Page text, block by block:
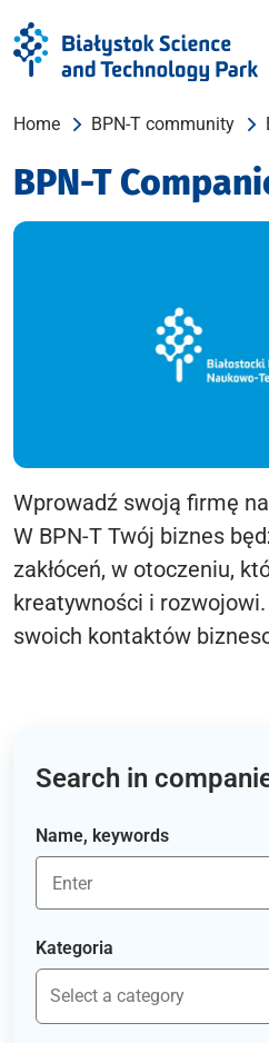
Home BPN-T community
BPN-T
Wprowadź swoją firmę
W BPN-T Twój biznes
zakłóceń, w otoczeniu,
kreatywności i
swoich kontaktów
Search in
Name, keywords
Kategoria